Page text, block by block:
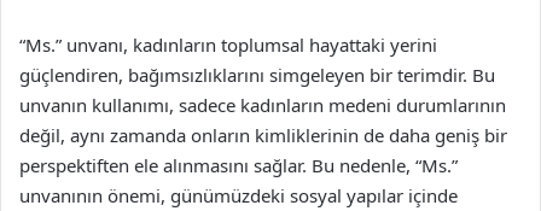
“Ms.” unvanı, kadınların toplumsal hayattaki yerini
güçlendiren, bağımsızlıklarını simgeleyen bir terimdir. Bu
unvanın kullanımı, sadece kadınların medeni durumlarının
değil, aynı zamanda onların kimliklerinin de daha geniş bir
perspektiften ele alınmasını sağlar. Bu nedenle, “Ms.”
unvanının önemi, günümüzdeki sosyal yapılar içinde